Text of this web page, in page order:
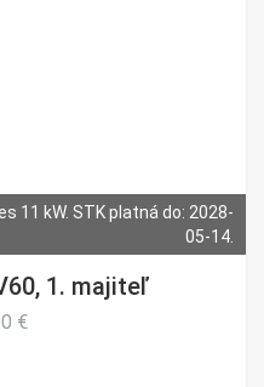
11 kW. STK platná do: 2028-
05-14.
1. majiteľ
€